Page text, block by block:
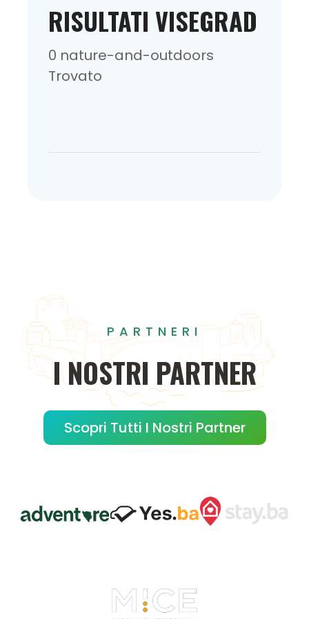
RISULTATI VISEGRAD
0 nature-and-outdoors
Trovato
PARTNERI
INOSTRI PARTNER
Scopri Tutti I Nostri Partner